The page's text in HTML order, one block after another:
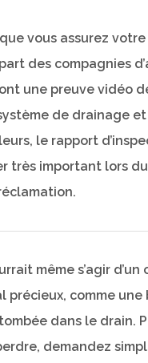
vous assurez votre
des compagnies
une preuve vidéo
de drainage et
le rapport
très important lors
même s’agir d’un
précieux, comme une
dans le drain.
demandez